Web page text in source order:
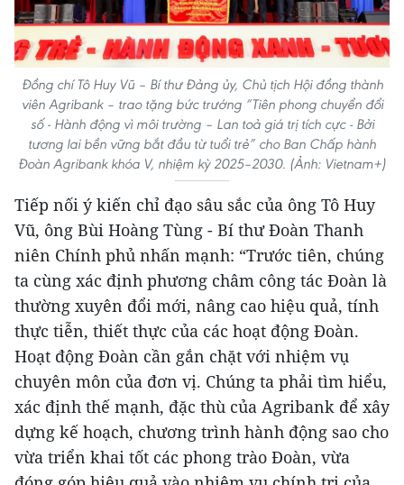
Đồng chí Tô Huy Vũ – Bí thư Đảng ủy, Chủ tịch Hội đồng thành
viên Agribank – trao tặng bức trướng “Tiên phong chuyển đổi
số - Hành động vì môi trường – Lan toả giá trị tích cực - Bởi
tương lai bền vững bắt đầu từ tuổi trẻ” cho Ban Chấp hành
Đoàn Agribank khóa V, nhiệm kỳ 2025–2030. (Ảnh: Vietnam+)
Tiếp nối ý kiến chỉ đạo sâu sắc của ông Tô Huy
Vũ, ông Bùi Hoàng Tùng - Bí thư Đoàn Thanh
niên Chính phủ nhấn mạnh: “Trước tiên, chúng
ta cùng xác định phương châm công tác Đoàn là
thường xuyên đổi mới, nâng cao hiệu quả, tính
thực tiễn, thiết thực của các hoạt động Đoàn.
Hoạt động Đoàn cần gắn chặt với nhiệm vụ
chuyên môn của đơn vị. Chúng ta phải tìm hiểu,
xác định thế mạnh, đặc thù của Agribank để xây
dựng kế hoạch, chương trình hành động sao cho
vừa triển khai tốt các phong trào Đoàn, vừa